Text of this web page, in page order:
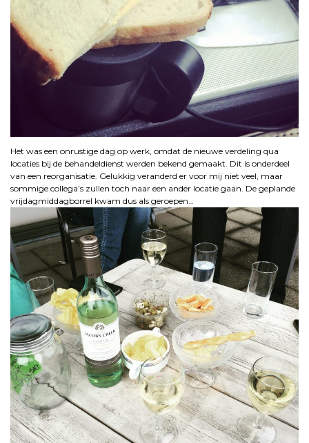
Het was een onrustige dag op werk, omdat de nieuwe verdeling qua
locaties bij de behandeldienst werden bekend gemaakt. Dit is onderdeel
van een reorganisatie. Gelukkig veranderd er voor mij niet veel, maar
sommige collega’s zullen toch naar een ander locatie gaan. De geplande
vrijdagmiddagborrel kwam dus als geroepen…